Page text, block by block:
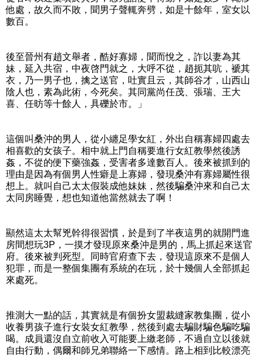
他處，故久而不敗，聞男子聲輒奔劈，如是十餘年，室女以
數百。
後至晉州有趙文舉者，酷好寡婦，聞而悅之，詐以妻為其
妹，延入共宿，中夜啓門就之，大呼不從，趙扼其吭，褫其
衣，乃一男子也，擒之送官，吐實且云，其師谷才，山西山
陰人也，素為此術，今死矣。其同黨尚任茂、張瑞、王大
喜、任昉等十餘人，具礫於市。」
這個叫桑沖的男人，從小纏足學女紅，外出自稱寡婦四處去
相喜歡的女孩子。相中就上門自稱要進行女紅教學然後誘
姦，不從的便下藥強姦，受害者多達數百人。後來被抓到的
理由是因為有個男人性癖是上寡婦，發現桑沖有寡婦屬性很
想上。就叫自己太太假裝成他妹妹，然後騙桑沖來和自己太
太同房睡覺，想也知道他當然就去了啊！
顯然這太太幫兇幹得很習慣，於是到了半夜這男的就開門進
房間想玩3P，一摸才發現原來桑沖是男的，馬上抓起來送官
府。後來被判死型。同時官府查下去，發現這原來不是個人
犯罪，而是一整個集團有系統的在玩，於十幾個人全部抓起
來處死。
推測大一點的話，其實就是有個扮女盟裁縫家教集團，從小
收養男孩子進行女裝女紅教學，然後到處去騙財騙色騙吃騙
喝。成員還沒自立前收入可能要上繳老師，不過自立以後就
自由行動，偶爾和師兄弟聯絡一下感情。路上相到比較漂亮